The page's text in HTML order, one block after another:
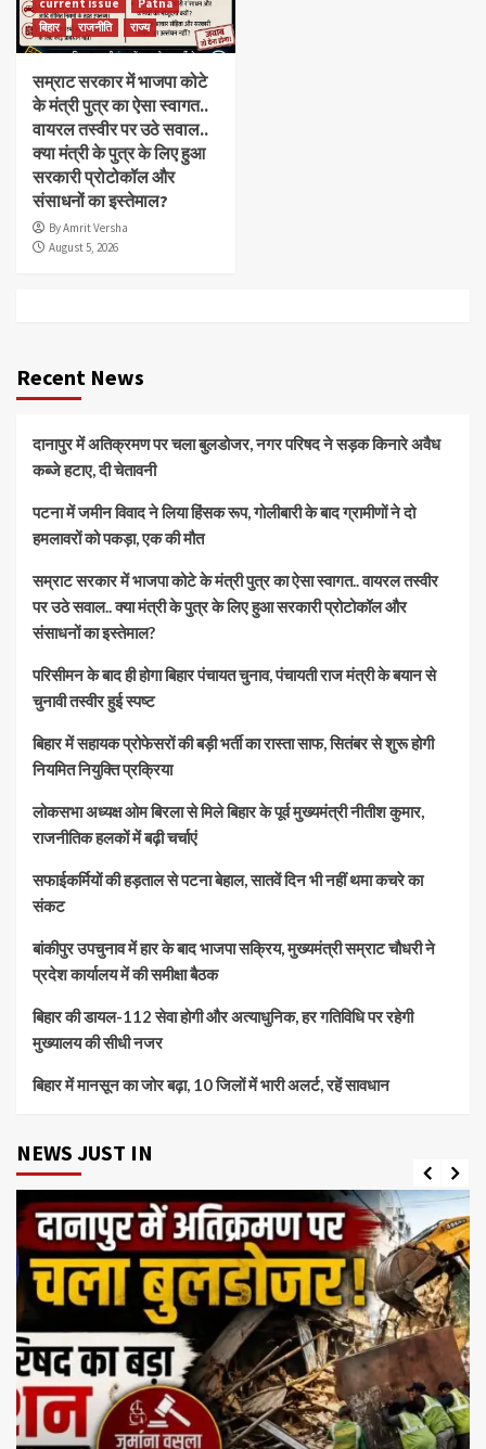
current issue
Patna
बिहार
राजनीति राज्य
सम्राट सरकार में भाजपा कोटे
के मंत्री पुत्र का ऐसा स्वागत..
वायरल तस्वीर पर उठे सवाल..
क्या मंत्री के पुत्र के लिए हुआ
सरकारी प्रोटोकॉल और
संसाधनों का इस्तेमाल?
By Amrit Versha
August 5, 2026
Recent News
दानापुर में अतिक्रमण पर चला बुलडोजर, नगर परिषद ने सड़क किनारे अवैध
कब्जे हटाए, दी चेतावनी
पटना में जमीन विवाद ने लिया हिंसक रूप, गोलीबारी के बाद ग्रामीणों ने दो
हमलावरों को पकड़ा, एक की मौत
सम्राट सरकार में भाजपा कोटे के मंत्री पुत्र का ऐसा स्वागत.. वायरल तस्वीर
पर उठे सवाल.. क्या मंत्री के पुत्र के लिए हुआ सरकारी प्रोटोकॉल और
संसाधनों का इस्तेमाल?
परिसीमन के बाद ही होगा बिहार पंचायत चुनाव, पंचायती राज मंत्री के बयान से
चुनावी तस्वीर हुई स्पष्ट
बिहार में सहायक प्रोफेसरों की बड़ी भर्ती का रास्ता साफ, सितंबर से शुरू होगी
नियमित नियुक्ति प्रक्रिया
लोकसभा अध्यक्ष ओम बिरला से मिले बिहार के पूर्व मुख्यमंत्री नीतीश कुमार,
राजनीतिक हलकों में बढ़ी चर्चाएं
सफाईकर्मियों की हड़ताल से पटना बेहाल, सातवें दिन भी नहीं थमा कचरे का
संकट
बांकीपुर उपचुनाव में हार के बाद भाजपा सक्रिय, मुख्यमंत्री सम्राट चौधरी ने
प्रदेश कार्यालय में की समीक्षा बैठक
बिहार की डायल-112 सेवा होगी और अत्याधुनिक, हर गतिविधि पर रहेगी
मुख्यालय की सीधी नजर
बिहार में मानसून का जोर बढ़ा, 10 जिलों में भारी अलर्ट, रहें सावधान
NEWS JUST IN